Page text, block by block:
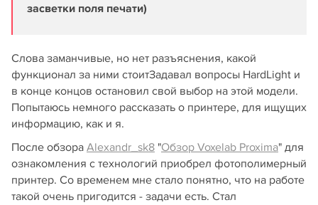
засветки поля печати)
Слова заманчивые, но нет разъяснения, какой
функционал за ними стоитЗадавал вопросы HardLight и
в конце концов остановил свой выбор на этой модели.
Попытаюсь немного рассказать о принтере, для ищущих
информацию, как и я.
После обзора Alexandr_sk8 "Обзор Voxelab Proxima" для
ознакомления с технологий приобрел фотополимерный
принтер. Со временем мне стало понятно, что на работе
такой очень пригодится - задачи есть. Стал